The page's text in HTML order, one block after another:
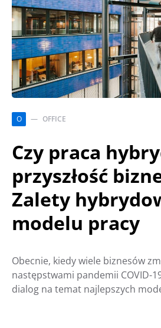
O OFFICE
Czy praca
przyszłość
Zalety
modelu pracy
Obecnie, kiedy wiele biznesów
następstwami pandemii COVID-
dialog na temat najlepszych